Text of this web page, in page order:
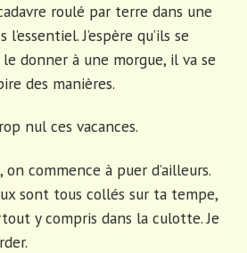
roulé par terre dans une
J’espère qu’ils se
donner à une morgue, il va se
des manières.
nul ces vacances.
on commence à puer d’ailleurs.
sont tous collés sur ta tempe,
y compris dans la culotte. Je